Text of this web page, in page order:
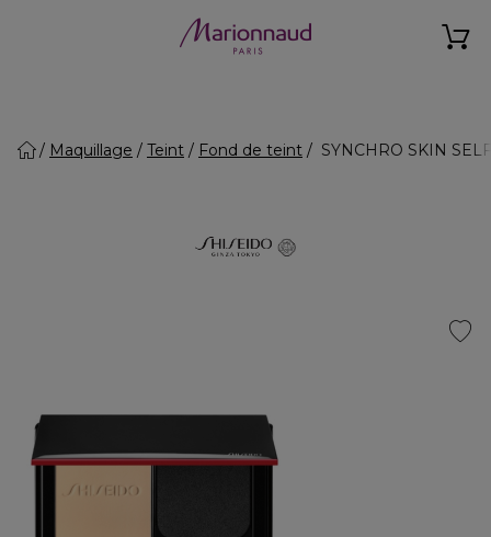
Maquillage Teint Fond de teint SYNCHRO SKIN